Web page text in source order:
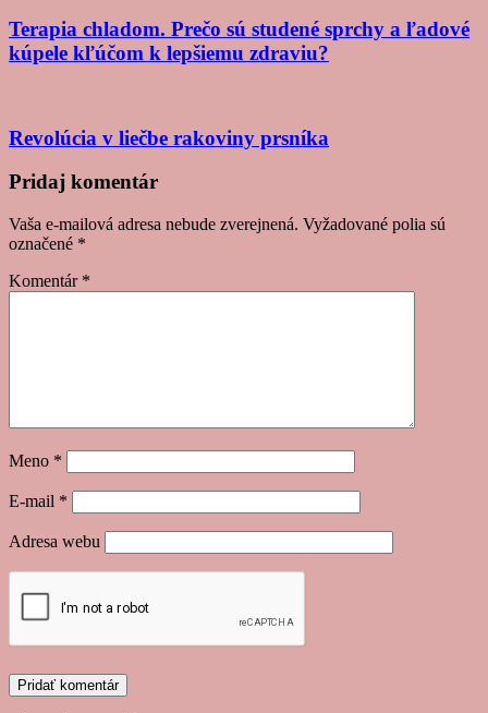
Terapia chladom. Prečo sú studené sprchy a ľadové
kúpele kľúčom k lepšiemu zdraviu?
Revolúcia v liečbe rakoviny prsníka
Post
navigation
Pridaj komentár
Vaša e-mailová adresa nebude zverejnená. Vyžadované polia sú
označené *
Komentár *
Meno *
E-mail *
Adresa webu